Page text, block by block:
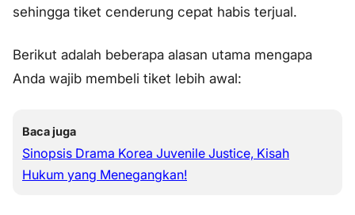
sehingga tiket cenderung cepat habis terjual.
Berikut adalah beberapa alasan utama mengapa
Anda wajib membeli tiket lebih awal:
Baca juga
Sinopsis Drama Korea Juvenile Justice, Kisah
Hukum yang Menegangkan!